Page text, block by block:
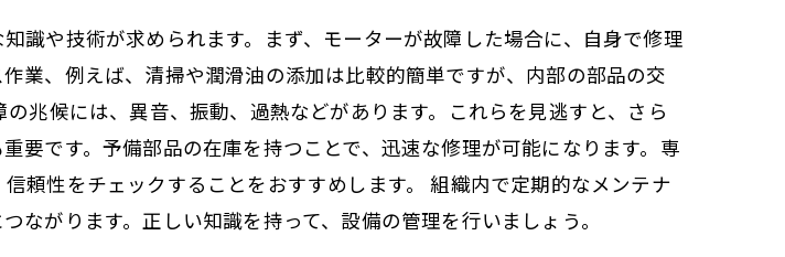
識や技術が求められます。まず、モーターが故障した場合に、自身で修理
業、例えば、清掃や潤滑油の添加は比較的簡単ですが、内部の部品の交
兆候には、異音、振動、過熱などがあります。これらを見逃すと、さら
要です。予備部品の在庫を持つことで、迅速な修理が可能になります。専
頼性をチェックすることをおすすめします。 組織内で定期的なメンテナ
がります。正しい知識を持って、設備の管理を行いましょう。